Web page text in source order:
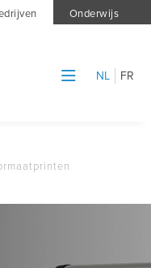
Onderwijs
NL FR